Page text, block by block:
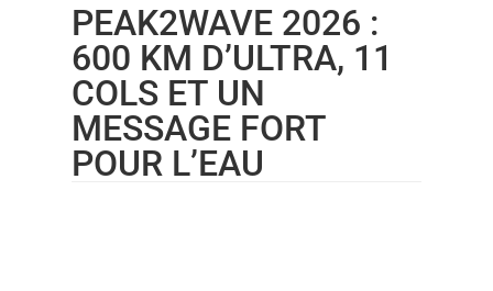
PEAK2WAVE 2026 :
600 KM D’ULTRA, 11
COLS ET UN
MESSAGE FORT
POUR L’EAU